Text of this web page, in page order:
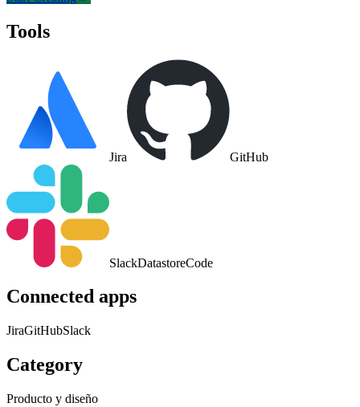
Tools
Jira GitHub
SlackDatastoreCode
Connected apps
JiraGitHubSlack
Category
Producto y diseño